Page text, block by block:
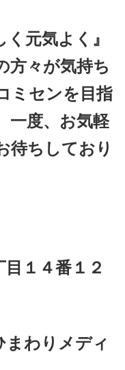
元気よく』
方々が気持ち
ミセンを目指
一度、お気軽
待ちしており
１４番１２
まわりメディ